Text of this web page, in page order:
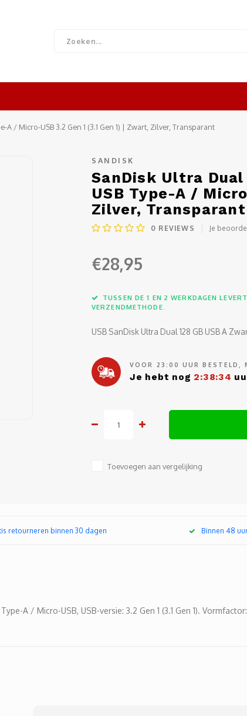
A / Micro-USB 3.2 Gen 1 (3.1 Gen 1) | Zwart, Zilver, Transparant
SANDISK
SanDisk Ultra Dual
USB Type-A /
Zilver, Transparant
0 REVIEWS Je
€28,95
TUSSEN DE 1 EN 2 WERKDAGEN
VERZENDMETHODE.
USB SanDisk Ultra Dual 128 GB USB A
VOOR 23:00 UUR BESTELD,
Je hebt nog 2:38:33
Toevoegen aan vergelijking
retourneren binnen 30 dagen Binnen 48
A / Micro-USB, USB-versie: 3.2 Gen 1 (3.1 Gen 1).